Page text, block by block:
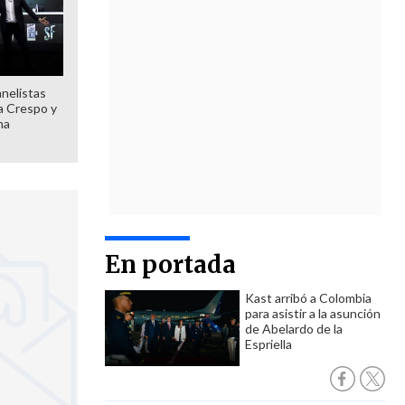
En portada
Kast arribó a Colombia
para asistir a la asunción
de Abelardo de la
Espriella
Crespo y